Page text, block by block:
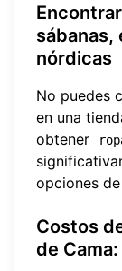
sábanas,
nórdicas
No puedes
en una
obtener
opciones
Costos
de